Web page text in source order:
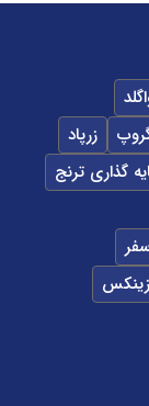
زرپاد
گذاری ترنج